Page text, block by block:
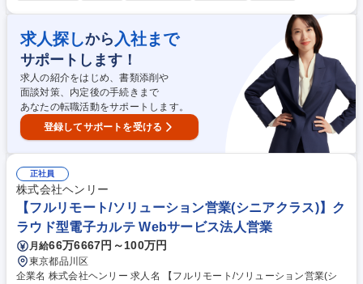
ンライン商談から始まり検討フェーズが進むにつれて訪問での提案を実
施）■代理店やアライアンス企業とのパートナー営業（パートナー企業が
自社サービスとして提供している商品と相性がよく、セットで弊社商材を
提案しやすいため個社ごとに提案方法を企画し販売支援施策の策定や新規
パートナー企業の開拓を実施） 募集職種 【フルリモート/ソリューション
営業(スペシャリスト)】クラウド型電子カルテ
求人探しから 入社まで
サポートします！
求人の紹介をはじめ、書類添削や
面談対策、内定後の手続きまで
あなたの転職活動をサポートします。
登録してサポートを受ける
正社員
株式会社ヘンリー
【フルリモート/ソリューション営業(シニアクラス)】ク
ラウド型電子カルテ Webサービス法人営業
月給66万6667円～100万円
東京都品川区
企業名 株式会社ヘンリー 求人名 【フルリモート/ソリューション営業(シ